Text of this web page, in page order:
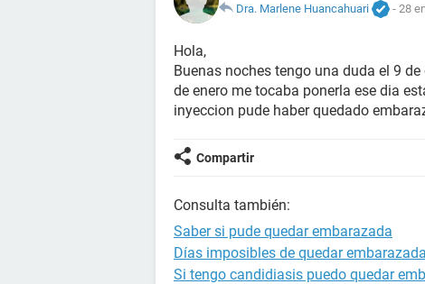
Dra. Marlene Huancahuari
- 28
Hola,
Buenas noches tengo una duda el 9
de enero me tocaba ponerla ese dia
inyeccion pude haber quedado
Compartir
Consulta también:
Saber si pude quedar embarazada
Días imposibles de quedar embarazada
Si tengo candidiasis puedo quedar